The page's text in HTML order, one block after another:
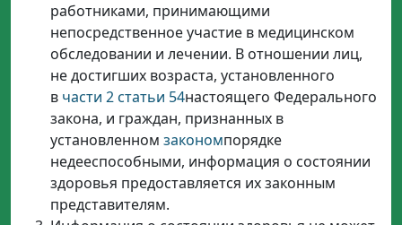
работниками, принимающими
непосредственное участие в медицинском
обследовании и лечении. В отношении лиц,
не достигших возраста, установленного
в части 2 статьи 54настоящего Федерального
закона, и граждан, признанных в
установленном закономпорядке
недееспособными, информация о состоянии
здоровья предоставляется их законным
представителям.